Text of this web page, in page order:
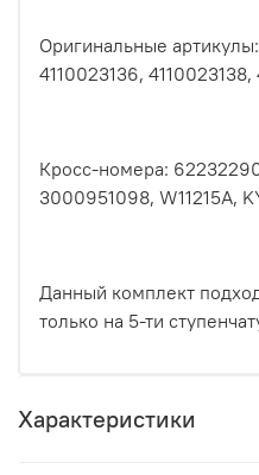
Оригинальные
4110023136,
Кросс-номера:
3000951098, W11215A,
Данный комплект
только на 5-ти
Характеристики